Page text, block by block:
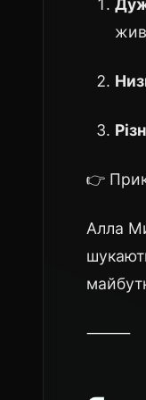
👉
Алла
⸻